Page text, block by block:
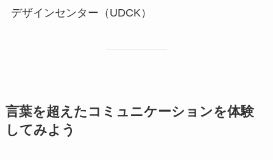
デザインセンター（UDCK）
言葉を超えたコミュニケーションを体験
してみよう